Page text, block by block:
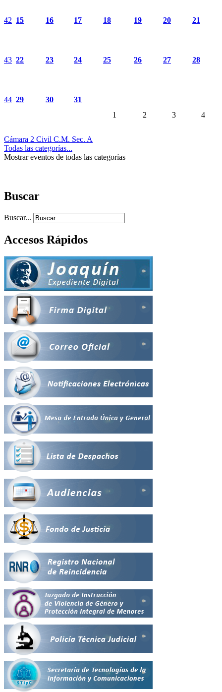
42 15 16 17 18 19 20 21
43 22 23 24 25 26 27 28
44 29 30
31
1
2 3 4
Cámara 2 Civil C.M. Sec. A
Todas las categorías...
Mostrar eventos de todas las categorías
Buscar
Buscar...
Accesos Rápidos